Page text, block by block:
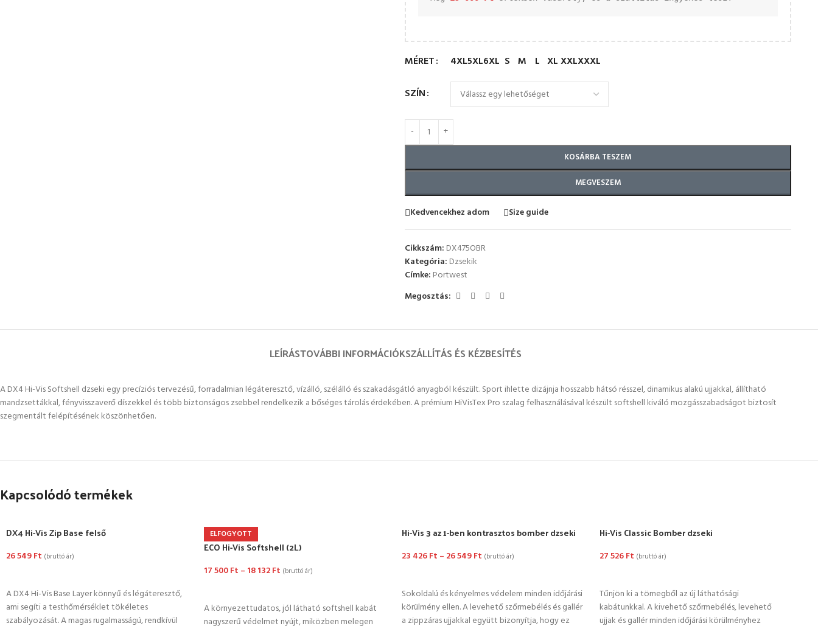
MÉRET 4XL5XL6XL S M L XLXXLXXXL
SZÍN
KOSÁRBA TESZEM
MEGVESZEM
Kedvencekhez adom Size guide
Cikkszám: DX475OBR
Kategória: Dzsekik
Címke: Portwest
Megosztás:
LEÍRÁSTOVÁBBI INFORMÁCIÓKSZÁLLÍTÁS ÉS KÉZBESÍTÉS
A DX4 Hi-Vis Softshell dzseki egy precíziós tervezésű, forradalmian légáteresztő, vízálló, szélálló és szakadásgátló anyagból készült. Sport ihlette dizájnja hosszabb hátsó résszel, dinamikus alakú ujjakkal, állítható
mandzsettákkal, fényvisszaverő díszekkel és több biztonságos zsebbel rendelkezik a bőséges tárolás érdekében. A prémium HiVisTex Pro szalag felhasználásával készült softshell kiváló mozgásszabadságot biztosít
szegmentált felépítésének köszönhetően.
Kapcsolódó termékek
DX4 Hi-Vis Zip Base felső
26 549Ft (bruttó ár)
A DX4 Hi-Vis Base Layer könnyű és légáteresztő,
ami segíti a testhőmérséklet tökéletes
szabályozását. A magas rugalmasságú, rendkívül
ELFOGYOTT
ECO Hi-Vis Softshell (2L)
17 500Ft – 18 132Ft (bruttó ár)
A környezettudatos, jól látható softshell kabát
nagyszerű védelmet nyújt, miközben melegen
Hi-Vis 3 az 1-ben kontrasztos bomber dzseki
23 426Ft – 26 549Ft (bruttó ár)
Sokoldalú és kényelmes védelem minden időjárási
körülmény ellen. A levehető szőrmebélés és gallér
a zippzáras ujjakkal együtt bizonyítja, hogy ez
Hi-Vis Classic Bomber dzseki
27 526Ft (bruttó ár)
Tűnjön ki a tömegből az új láthatósági
kabátunkkal. A kivehető szőrmebélés, levehető
ujjak és gallér minden időjárási körülményhez